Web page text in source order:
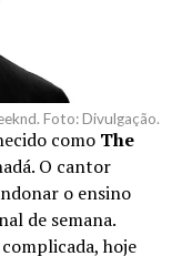
Foto: Divulgação.
como The
O cantor
o ensino
de semana.
hoje